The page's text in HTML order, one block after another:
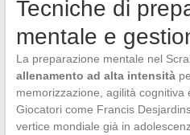
Tecniche di
mentale e
La preparazione mentale nel
allenamento ad alta intensità
memorizzazione, agilità cognitiva
Giocatori come Francis
vertice mondiale già in